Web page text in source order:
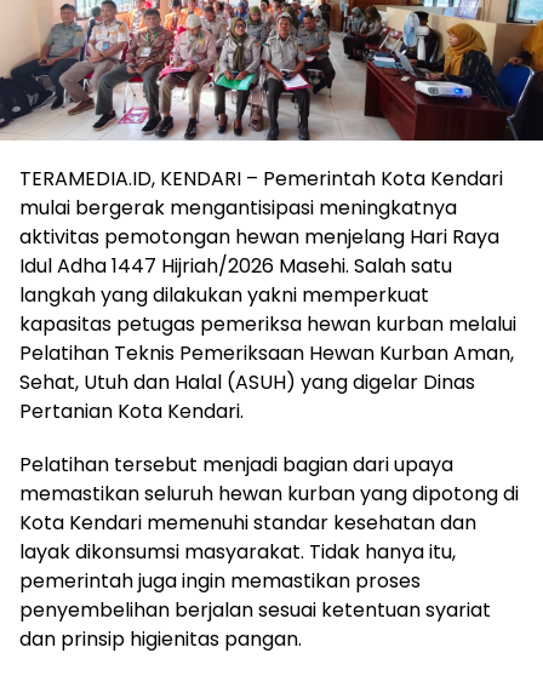
TERAMEDIA.ID, KENDARI – Pemerintah Kota Kendari
mulai bergerak mengantisipasi meningkatnya
aktivitas pemotongan hewan menjelang Hari Raya
Idul Adha 1447 Hijriah/2026 Masehi. Salah satu
langkah yang dilakukan yakni memperkuat
kapasitas petugas pemeriksa hewan kurban melalui
Pelatihan Teknis Pemeriksaan Hewan Kurban Aman,
Sehat, Utuh dan Halal (ASUH) yang digelar Dinas
Pertanian Kota Kendari.
Pelatihan tersebut menjadi bagian dari upaya
memastikan seluruh hewan kurban yang dipotong di
Kota Kendari memenuhi standar kesehatan dan
layak dikonsumsi masyarakat. Tidak hanya itu,
pemerintah juga ingin memastikan proses
penyembelihan berjalan sesuai ketentuan syariat
dan prinsip higienitas pangan.